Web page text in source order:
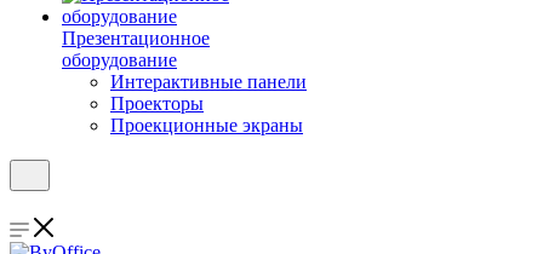
Презентационное
оборудование
Интерактивные панели
Проекторы
Проекционные экраны